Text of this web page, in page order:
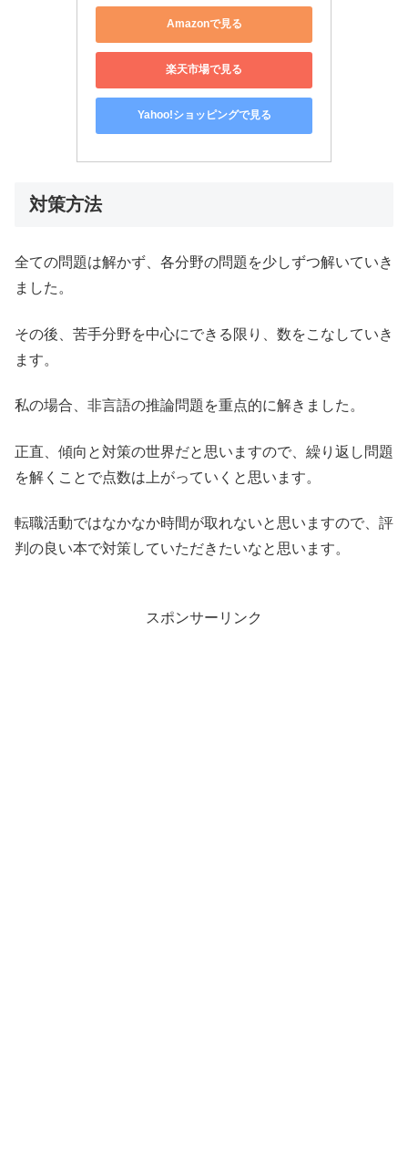
Amazonで見る
楽天市場で見る
Yahoo!ショッピングで見る
対策方法
全ての問題は解かず、各分野の問題を少しずつ解いていき
ました。
その後、苦手分野を中心にできる限り、数をこなしていき
ます。
私の場合、非言語の推論問題を重点的に解きました。
正直、傾向と対策の世界だと思いますので、繰り返し問題
を解くことで点数は上がっていくと思います。
転職活動ではなかなか時間が取れないと思いますので、評
判の良い本で対策していただきたいなと思います。
スポンサーリンク